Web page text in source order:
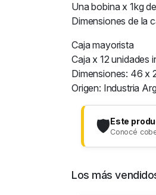
Una bobina x 1kg
Dimensiones de la
Caja mayorista
Caja x 12 unidades
Dimensiones: 46 x
Origen: Industria
🛡️Este
Conocé
Los más